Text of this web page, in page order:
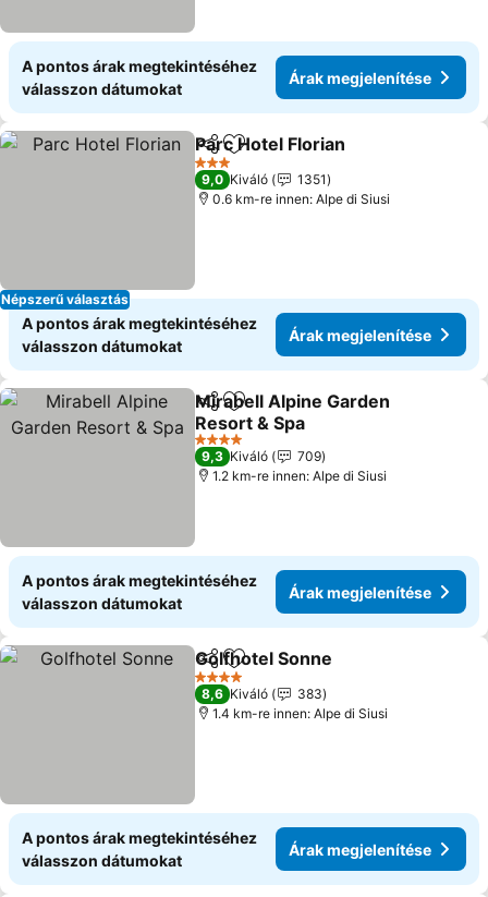
A pontos árak megtekintéséhez
válasszon dátumokat
Árak megjelenítése
Népszerű választás
Megosztás
Hozzáadás a kedvencekhez
Parc Hotel Florian
3 Kategória
9,0 Kiváló
1351
0.6 km-re innen: Alpe di Siusi
A pontos árak megtekintéséhez
válasszon dátumokat
Árak megjelenítése
Megosztás
Hozzáadás a kedvencekhez
Mirabell Alpine Garden
Resort & Spa
Árak megjelenítése
4 Kategória
9,3 Kiváló
709
1.2 km-re innen: Alpe di Siusi
A pontos árak megtekintéséhez
válasszon dátumokat
Árak megjelenítése
MegosztásHozzáadás a kedvencekhez
Golfhotel Sonne
4 Kategória
8,6 Kiváló
383
1.4 km-re innen: Alpe di Siusi
A pontos árak megtekintéséhez
válasszon dátumokat
Árak megjelenítése